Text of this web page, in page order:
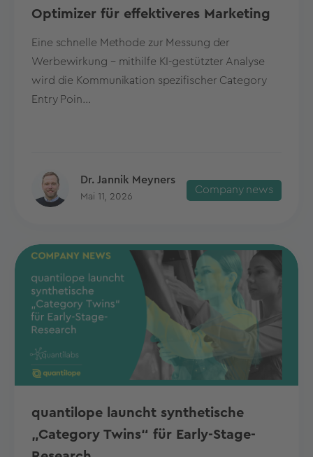
Optimizer für effektiveres Marketing
Eine schnelle Methode zur Messung der
Werbewirkung – mithilfe KI-gestützter Analyse
wird die Kommunikation spezifischer Category
Entry Poin...
Dr. Jannik Meyners
Mai 11, 2026
Company news
quantilope launcht synthetische
„Category Twins“ für Early-Stage-